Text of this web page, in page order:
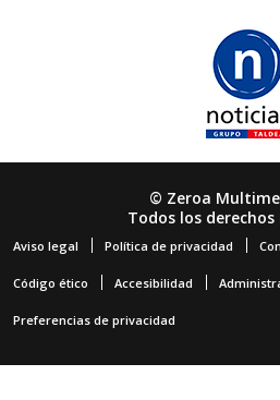
© Zeroa
Todos los derechos
Aviso legal Política de privacidad
Código ético Accesibilidad
Preferencias de privacidad